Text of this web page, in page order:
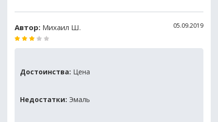
Автор: Михаил Ш. 05.09.2019
Достоинства: Цена
Недостатки: Эмаль